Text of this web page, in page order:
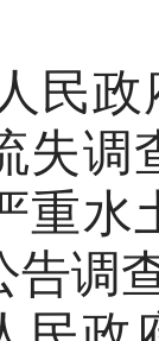
民政
失调
重水
告调